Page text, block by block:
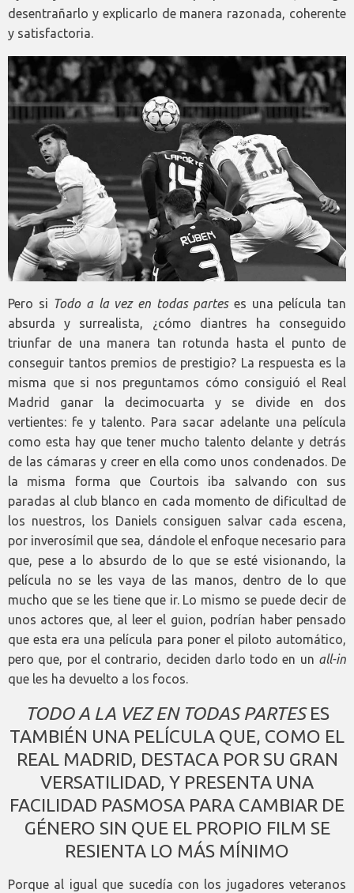
desentrañarlo y explicarlo de manera razonada, coherente
y satisfactoria.
Pero si Todo a la vez en todas parteses una película tan
absurda y surrealista, ¿cómo diantres ha conseguido
triunfar de una manera tan rotunda hasta el punto de
conseguir tantos premios de prestigio? La respuesta es la
misma que si nos preguntamos cómo consiguió el Real
Madrid ganar la decimocuarta y se divide en dos
vertientes: fe y talento. Para sacar adelante una película
como esta hay que tener mucho talento delante y detrás
de las cámaras y creer en ella como unos condenados. De
la misma forma que Courtois iba salvando con sus
paradas al club blanco en cada momento de dificultad de
los nuestros, los Daniels consiguen salvar cada escena,
por inverosímil que sea, dándole el enfoque necesario para
que, pese a lo absurdo de lo que se esté visionando, la
película no se les vaya de las manos, dentro de lo que
mucho que se les tiene que ir. Lo mismo se puede decir de
unos actores que, al leer el guion, podrían haber pensado
que esta era una película para poner el piloto automático,
pero que, por el contrario, deciden darlo todo en un all-in
que les ha devuelto a los focos.
TODO A LA VEZ EN TODAS PARTESES
TAMBIÉN UNA PELÍCULA QUE, COMO EL
REAL MADRID, DESTACA POR SU GRAN
VERSATILIDAD, Y PRESENTA UNA
FACILIDAD PASMOSA PARA CAMBIAR DE
GÉNERO SIN QUE EL PROPIO FILM SE
RESIENTA LO MÁS MÍNIMO
Porque al igual que sucedía con los jugadores veteranos